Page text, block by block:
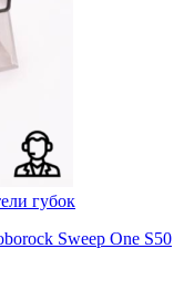
губок
Sweep One S50